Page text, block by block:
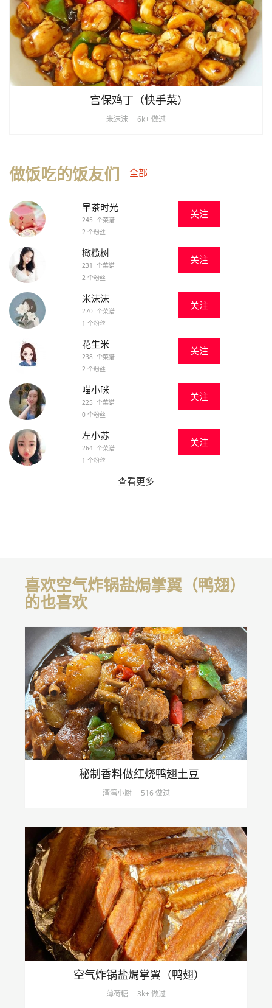
宫保鸡丁（快手菜）
米沫沫 6k+ 做过
做饭吃的饭友们 全部
早茶时光
245 个菜谱
2 个粉丝
关注
橄榄树
231 个菜谱
2 个粉丝
关注
米沫沫
270 个菜谱
1 个粉丝
关注
花生米
238 个菜谱
2 个粉丝
关注
喵小咪
225 个菜谱
0 个粉丝
关注
左小苏
264 个菜谱
1 个粉丝
关注
查看更多
喜欢空气炸锅盐焗掌翼（鸭翅）
的也喜欢
秘制香料做红烧鸭翅土豆
湾湾小厨 516 做过
空气炸锅盐焗掌翼（鸭翅）
薄荷糖 3k+ 做过